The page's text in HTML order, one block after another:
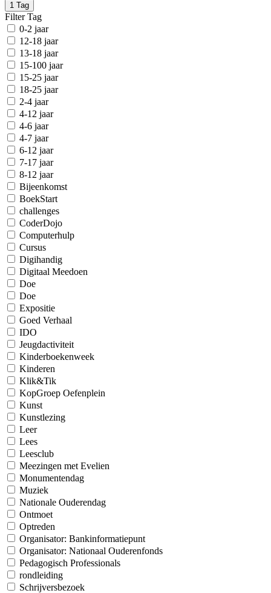
1 Tag
Filter Tag
0-2 jaar
12-18 jaar
13-18 jaar
15-100 jaar
15-25 jaar
18-25 jaar
2-4 jaar
4-12 jaar
4-6 jaar
4-7 jaar
6-12 jaar
7-17 jaar
8-12 jaar
Bijeenkomst
BoekStart
challenges
CoderDojo
Computerhulp
Cursus
Digihandig
Digitaal Meedoen
Doe
Doe
Expositie
Goed Verhaal
IDO
Jeugdactiviteit
Kinderboekenweek
Kinderen
Klik&Tik
KopGroep Oefenplein
Kunst
Kunstlezing
Leer
Lees
Leesclub
Meezingen met Evelien
Monumentendag
Muziek
Nationale Ouderendag
Ontmoet
Optreden
Organisator: Bankinformatiepunt
Organisator: Nationaal Ouderenfonds
Pedagogisch Professionals
rondleiding
Schrijversbezoek